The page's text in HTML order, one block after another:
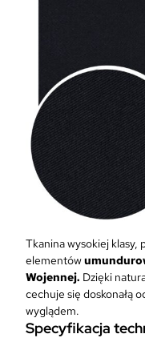
w
r
N
a
v
y
B
Tkanina wysokiej klasy,
elementów
Wojennej. Dzięki
cechuje się doskonałą
wyglądem.
Specyfikacja